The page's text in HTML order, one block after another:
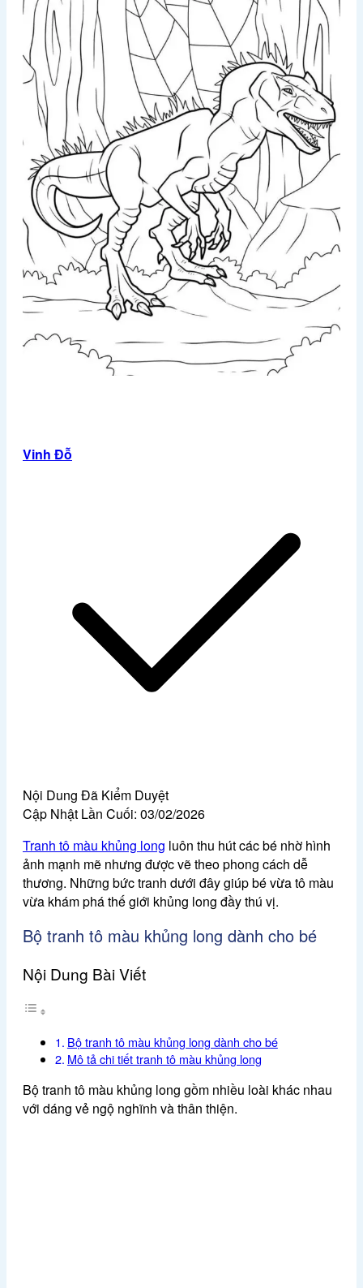
Ảnh meme
Sticker
Giới thiệu
Liên hệ
Chính Sách Bảo Mật
Chính Sách Đổi Trả
Chính Sách Vận Chuyển Và Đổi Trả
Điều Khoản & Chính Sách
Ảnh gái
Ảnh anime
Tìm
kiếm:
Vinh Đỗ
Nội Dung Đã Kiểm Duyệt
Cập Nhật Lần Cuối: 03/02/2026
Tranh tô màu khủng long luôn thu hút các bé nhờ hình
ảnh mạnh mẽ nhưng được vẽ theo phong cách dễ
thương. Những bức tranh dưới đây giúp bé vừa tô màu
vừa khám phá thế giới khủng long đầy thú vị.
Bộ tranh tô màu khủng long dành cho bé
Nội Dung Bài Viết
Bộ tranh tô màu khủng long dành cho bé
Mô tả chi tiết tranh tô màu khủng long
Bộtranh tô màu khủng long gồm nhiều loài khác nhau
với dáng vẻ ngộ nghĩnh và thân thiện.